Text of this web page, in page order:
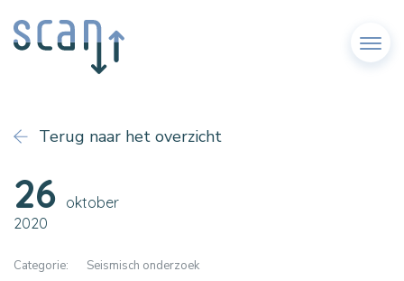
Menu
Terug naar het overzicht
26 oktober
2020
Categorie: Seismisch onderzoek